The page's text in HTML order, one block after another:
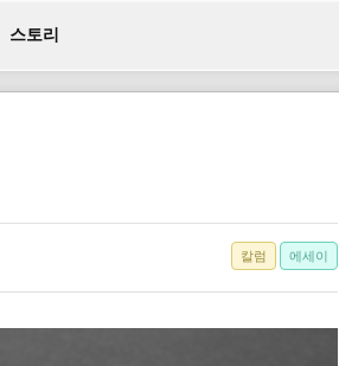
스토리
에세이
칼럼